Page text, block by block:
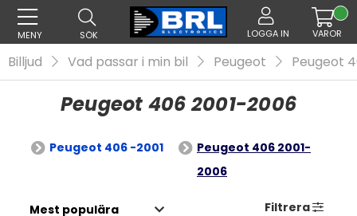
MENY SÖK LOGGA IN VAROR
Billjud Vad passar i min bil Peugeot Peugeot
Peugeot 406 2001-2006
Peugeot 406 -2001
Peugeot 406 2001-
2006
Filtrera